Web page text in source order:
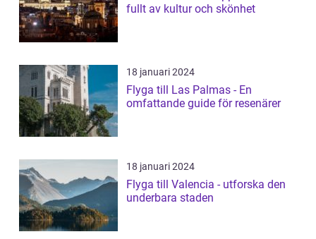
fullt av kultur och skönhet
18 januari 2024
Flyga till Las Palmas - En
omfattande guide för resenärer
18 januari 2024
Flyga till Valencia - utforska den
underbara staden